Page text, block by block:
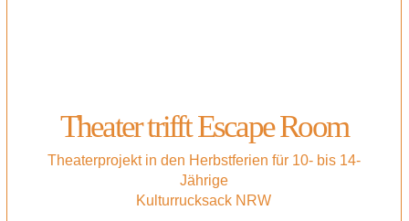
Theater trifft Escape Room
Theaterprojekt in den Herbstferien für 10- bis 14-
Jährige
Kulturrucksack NRW